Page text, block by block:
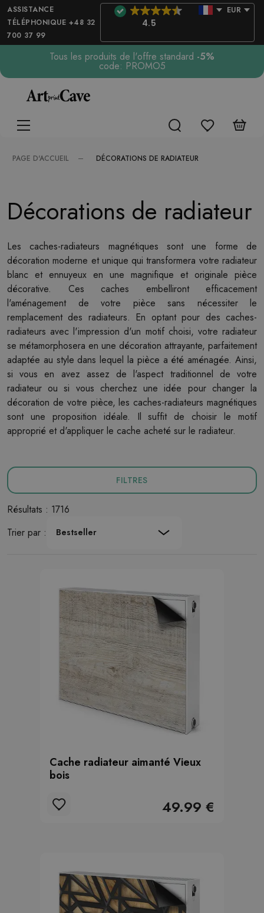
ASSISTANCE
TÉLÉPHONIQUE +48 32
700 37 99
4.5
EUR
Tous les produits de l'offre standard -5%
code: PROMO5
PAGE D'ACCUEIL DÉCORATIONS DE RADIATEUR
Décorations de radiateur
Les caches-radiateurs magnétiques sont une forme de
décoration moderne et unique qui transformera votre radiateur
blanc et ennuyeux en une magnifique et originale pièce
décorative. Ces caches embelliront efficacement
l'aménagement de votre pièce sans nécessiter le
remplacement des radiateurs. En optant pour des caches-
radiateurs avec l'impression d'un motif choisi, votre radiateur
se métamorphosera en une décoration attrayante, parfaitement
adaptée au style dans lequel la pièce a été aménagée. Ainsi,
si vous en avez assez de l'aspect traditionnel de votre
radiateur ou si vous cherchez une idée pour changer la
décoration de votre pièce, les caches-radiateurs magnétiques
sont une proposition idéale. Il suffit de choisir le motif
approprié et d'appliquer le cache acheté sur le radiateur.
FILTRES
Résultats : 1716
Trier par :
Bestseller
Cache radiateur aimanté Vieux
bois
49.99 €